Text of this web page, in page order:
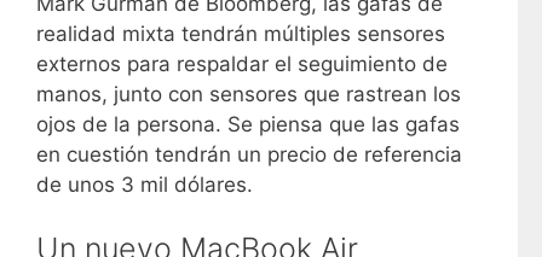
realidad mixta tendrán múltiples sensores
externos para respaldar el seguimiento de
manos, junto con sensores que rastrean los
ojos de la persona. Se piensa que las gafas
en cuestión tendrán un precio de referencia
de unos 3 mil dólares.
Un nuevo MacBook Air